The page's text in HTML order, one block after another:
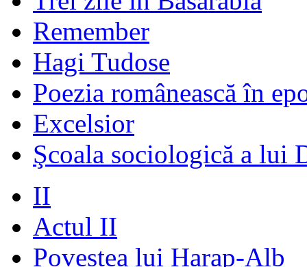
Remember
Hagi Tudose
Poezia românească în
Excelsior
Şcoala sociologică a lui
II
Actul II
Povestea lui Harap-Alb